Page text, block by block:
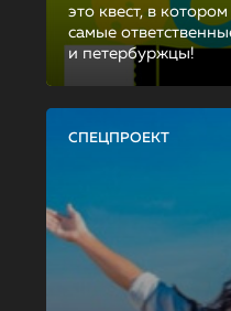
это квест, в
самые
и петербуржцы!
СПЕЦПРОЕКТ